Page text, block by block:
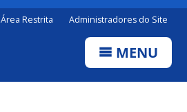
Área Restrita Administradores do Site
MENU